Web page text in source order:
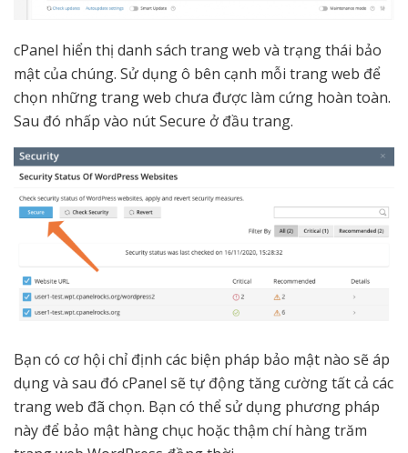
cPanel hiển thị danh sách trang web và trạng thái bảo
mật của chúng. Sử dụng ô bên cạnh mỗi trang web để
chọn những trang web chưa được làm cứng hoàn toàn.
Sau đó nhấp vào nút Secure ở đầu trang.
Bạn có cơ hội chỉ định các biện pháp bảo mật nào sẽ áp
dụng và sau đó cPanel sẽ tự động tăng cường tất cả các
trang web đã chọn. Bạn có thể sử dụng phương pháp
này để bảo mật hàng chục hoặc thậm chí hàng trăm